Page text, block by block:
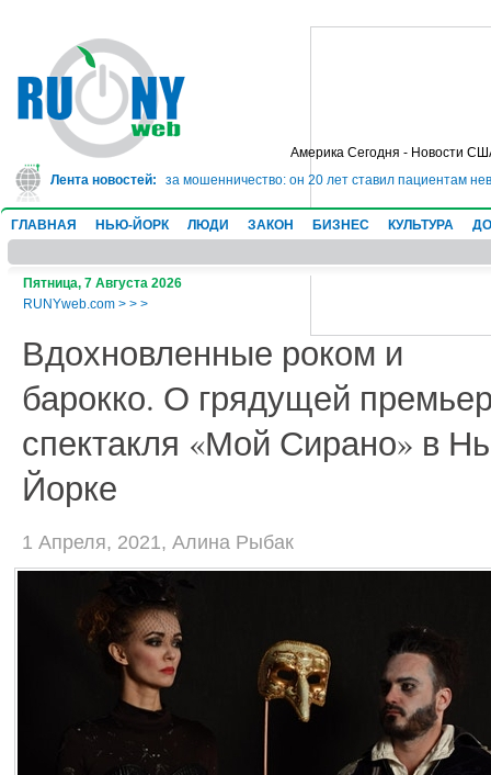
Америка Сегодня - Новости
Лента новостей:
на 10 лет за мошенничество: он 20 лет ставил пациентам неверные
ГЛАВНАЯ НЬЮ-ЙОРК ЛЮДИ ЗАКОН БИЗНЕС КУЛЬТУРА
Пятница, 7 Августа 2026
RUNYweb.com > > >
Вдохновленные роком и
барокко. О грядущей
спектакля «Мой Сирано» в
Йорке
1 Апреля, 2021, Алина Рыбак